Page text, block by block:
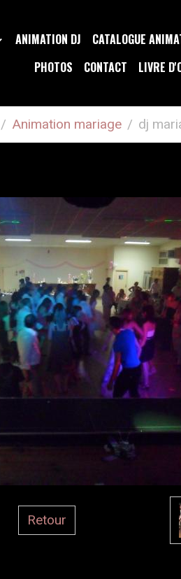
ANIMATION DJ CATALOGUE
PHOTOS
CONTACT LIVRE
Animation mariage dj
Retour